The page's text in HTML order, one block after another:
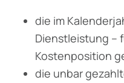
die im
Dienstleistung –
Kostenposition
die unbar